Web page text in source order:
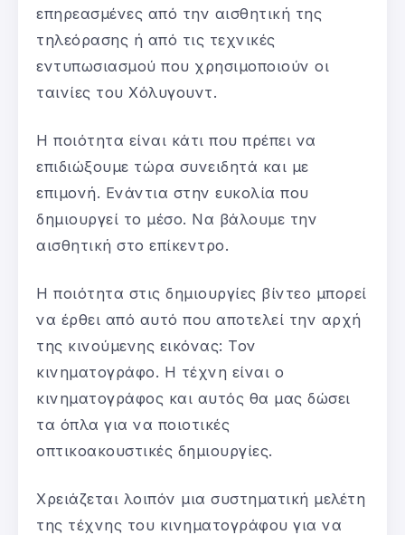
επηρεασμένες από την αισθητική της
τηλεόρασης ή από τις τεχνικές
εντυπωσιασμού που χρησιμοποιούν οι
ταινίες του Χόλυγουντ.
Η ποιότητα είναι κάτι που πρέπει να
επιδιώξουμε τώρα συνειδητά και με
επιμονή. Ενάντια στην ευκολία που
δημιουργεί το μέσο. Να βάλουμε την
αισθητική στο επίκεντρο.
Η ποιότητα στις δημιουργίες βίντεο μπορεί
να έρθει από αυτό που αποτελεί την αρχή
της κινούμενης εικόνας: Τον
κινηματογράφο. Η τέχνη είναι ο
κινηματογράφος και αυτός θα μας δώσει
τα όπλα για να ποιοτικές
οπτικοακουστικές δημιουργίες.
Χρειάζεται λοιπόν μια συστηματική μελέτη
της τέχνης του κινηματογράφου για να